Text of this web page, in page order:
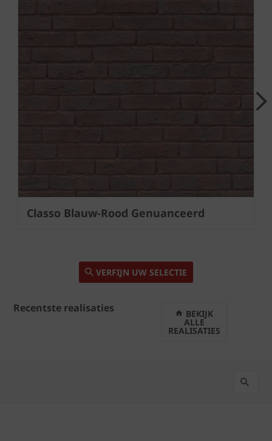
Classo Blauw-Rood Genuanceerd
Next
VERFIJN UW SELECTIE
Recentste realisaties BEKIJK
ALLE
REALISATIES